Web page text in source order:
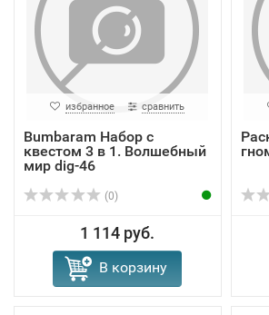
избранное сравнить
Bumbaram Набор с
квестом 3 в 1. Волшебный
мир dig-46
(0)
1 114 руб.
В корзину